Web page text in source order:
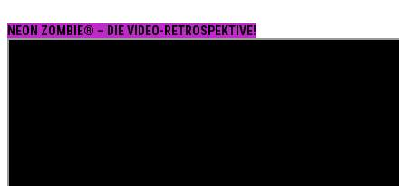
NEON ZOMBIE® – DIE VIDEO-RETROSPEKTIVE!